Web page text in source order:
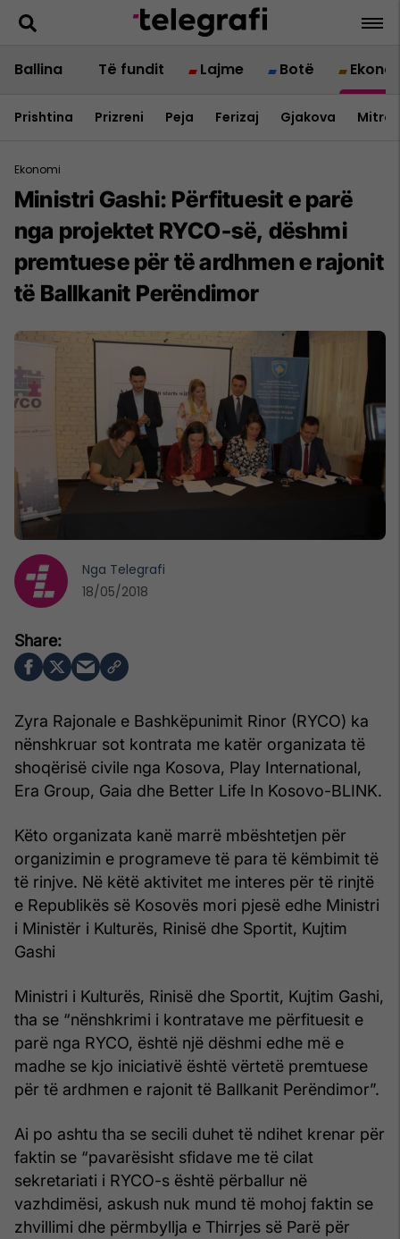
Ballina Të fundit Lajme Botë
Prishtina Prizreni Peja Ferizaj Gjakova
Ekonomi
Ministri Gashi: Përfituesit e parë
nga projektet RYCO-së, dëshmi
premtuese për të ardhmen e rajonit
të Ballkanit Perëndimor
Zyra Rajonale e Bashkëpunimit Rinor (RYCO) ka
nënshkruar sot kontrata me katër organizata të
shoqërisë civile nga Kosova, Play International,
Era Group, Gaia dhe Better Life In Kosovo-BLINK.
Këto organizata kanë marrë mbështetjen për
organizimin e programeve të para të këmbimit të
të rinjve. Në këtë aktivitet me interes për të rinjtë
e Republikës së Kosovës mori pjesë edhe Ministri
i Ministër i Kulturës, Rinisë dhe Sportit, Kujtim
Gashi
Ministri i Kulturës, Rinisë dhe Sportit, Kujtim Gashi,
tha se “nënshkrimi i kontratave me përfituesit e
parë nga RYCO, është një dëshmi edhe më e
madhe se kjo iniciativë është vërtetë premtuese
për të ardhmen e rajonit të Ballkanit Perëndimor”.
Ai po ashtu tha se secili duhet të ndihet krenar për
faktin se “pavarësisht sfidave me të cilat
sekretariati i RYCO-s është përballur në
vazhdimësi, askush nuk mund të mohoj faktin se
zhvillimi dhe përmbyllja e Thirrjes së Parë për
Nga Telegrafi
18/05/2018